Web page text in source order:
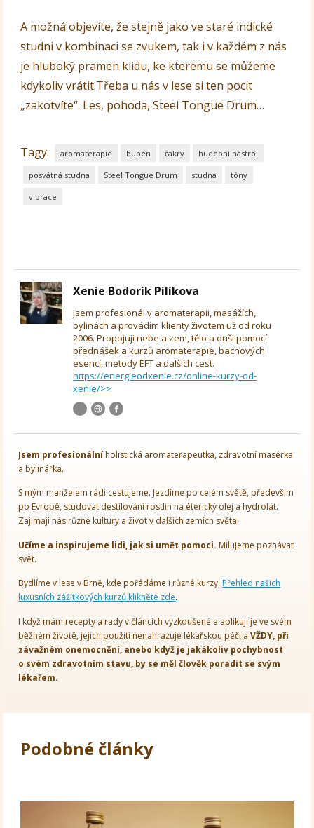
A možná objevíte, že stejně jako ve staré indické
studni v kombinaci se zvukem, tak i v každém z nás
je hluboký pramen klidu, ke kterému se můžeme
kdykoliv vrátit.Třeba u nás v lese si ten pocit
„zakotvíte“. Les, pohoda, Steel Tongue Drum…
Tagy: aromaterapie buben čakry hudební nástroj
posvátná studna Steel Tongue Drum studna tóny
vibrace
Xenie Bodorík Pilíkova
Jsem profesionál v aromaterapii, masážích,
bylinách a provádím klienty životem už od roku
2006. Propojuji nebe a zem, tělo a duši pomocí
přednášek a kurzů aromaterapie, bachových
esencí, metody EFT a dalších cest.
https://energieodxenie.cz/online-kurzy-od-
xenie/>>
Jsem profesionálníholistická aromaterapeutka, zdravotní masérka
a bylinářka.
S mým manželem rádi cestujeme. Jezdíme po celém světě, především
po Evropě, studovat destilování rostlin na éterický olej a hydrolát.
Zajímají nás různé kultury a život v dalších zemích světa.
Učíme a inspirujeme lidi, jak si umět pomoci. Milujeme poznávat
svět.
Bydlíme v lese v Brně, kde pořádáme i různé kurzy. Přehled našich
luxusních zážitkových kurzů klikněte zde.
I když mám recepty a rady v článcích vyzkoušené a aplikuji je ve svém
běžném životě, jejich použití nenahrazuje lékařskou péči aVŽDY, při
závažném onemocnění, anebo když je jakákoliv pochybnost
o svém zdravotním stavu, by se měl člověk poradit se svým
lékařem.
Podobné články